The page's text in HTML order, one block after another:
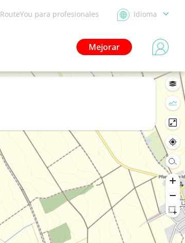
RouteYou para profesionales Idioma
Mejorar